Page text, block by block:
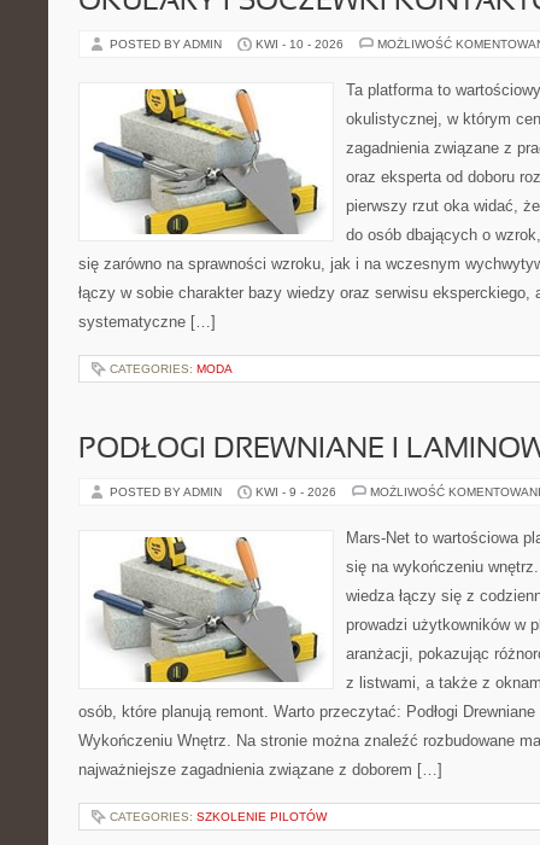
POSTED BY ADMIN KWI - 10 - 2026 MOŻLIWOŚĆ
Ta platforma to
okulistycznej, w którym
zagadnienia związane z
oraz eksperta od doboru
pierwszy rzut oka widać,
do osób dbających o
się zarówno na sprawności wzroku, jak i na wczesnym
łączy w sobie charakter bazy wiedzy oraz serwisu eksperckiego,
systematyczne […]
CATEGORIES: MODA
PODŁOGI DREWNIANE I
POSTED BY ADMIN KWI - 9 - 2026 MOŻLIWOŚĆ
Mars-Net to wartościowa
się na wykończeniu
wiedza łączy się z
prowadzi użytkowników w
aranżacji, pokazując
z listwami, a także z
osób, które planują remont. Warto przeczytać: Podłogi
Wykończeniu Wnętrz. Na stronie można znaleźć rozbudowane
najważniejsze zagadnienia związane z doborem […]
CATEGORIES: SZKOLENIE PILOTÓW